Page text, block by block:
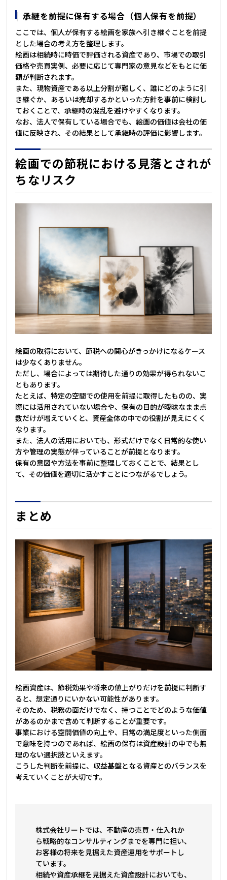
承継を前提に保有する場合（個人保有を前提）
ここでは、個人が保有する絵画を家族へ引き継ぐことを前提
とした場合の考え方を整理します。
絵画は相続時に時価で評価される資産であり、市場での取引
価格や売買実例、必要に応じて専門家の意見などをもとに価
額が判断されます。
また、現物資産である以上分割が難しく、誰にどのように引
き継ぐか、あるいは売却するかといった方針を事前に検討し
ておくことで、承継時の混乱を避けやすくなります。
なお、法人で保有している場合でも、絵画の価値は会社の価
値に反映され、その結果として承継時の評価に影響します。
絵画での節税における見落とされが
ちなリスク
絵画の取得において、節税への関心がきっかけになるケース
は少なくありません。
ただし、場合によっては期待した通りの効果が得られないこ
ともあります。
たとえば、特定の空間での使用を前提に取得したものの、実
際には活用されていない場合や、保有の目的が曖昧なまま点
数だけが増えていくと、資産全体の中での役割が見えにくく
なります。
また、法人の活用においても、形式だけでなく日常的な使い
方や管理の実態が伴っていることが前提となります。
保有の意図や方法を事前に整理しておくことで、結果とし
て、その価値を適切に活かすことにつながるでしょう。
まとめ
絵画資産は、節税効果や将来の値上がりだけを前提に判断す
ると、想定通りにいかない可能性があります。
そのため、税務の面だけでなく、持つことでどのような価値
があるのかまで含めて判断することが重要です。
事業における空間価値の向上や、日常の満足度といった側面
で意味を持つのであれば、絵画の保有は資産設計の中でも無
理のない選択肢といえます。
こうした判断を前提に、収益基盤となる資産とのバランスを
考えていくことが大切です。
株式会社リートでは、不動産の売買・仕入れか
ら戦略的なコンサルティングまでを専門に担い、
お客様の将来を見据えた資産運用をサポートし
ています。
相続や資産承継を見据えた資産設計においても、